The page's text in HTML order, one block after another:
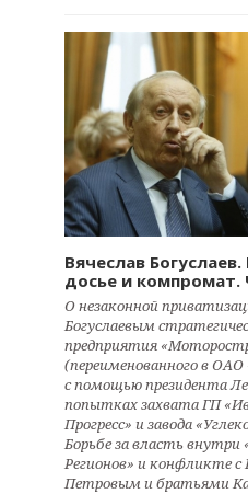
Вячеслав
досье и компромат.
О незаконной
Богуслаевым
предприятия
(переименованного в
с помощью президента
попытках захвата ГП
Прогресс» и завода
Борьбе за власть
Регионов» и конфликте с
Петровым и братьями